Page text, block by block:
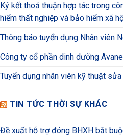
Ký kết thoả thuận hợp tác trong
hiểm thất nghiệp và bảo hiểm xã
Thông báo tuyển dụng Nhân viên
Công ty cổ phần dinh dưỡng
Tuyển dụng nhân viên kỹ thuật
TIN TỨC THỜI SỰ KHÁC
Đề xuất hỗ trợ đóng BHXH bắt